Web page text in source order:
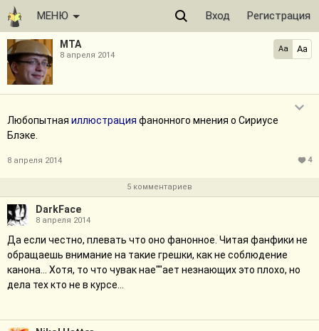
МЕНЮ Вход Регистрация
МТА
8 апреля 2014
Aa Aa
Любопытная иллюстрация фанонного мнения о Сириусе
Блэке.
8 апреля 2014 4
5 комментариев
DarkFace
8 апреля 2014
Да если честно, плевать что оно фанонное. Читая фанфики не
обращаешь внимание на такие грешки, как не соблюдение
канона... Хотя, то что чувак нае""ает незнающих это плохо, но
дела тех кто не в курсе...